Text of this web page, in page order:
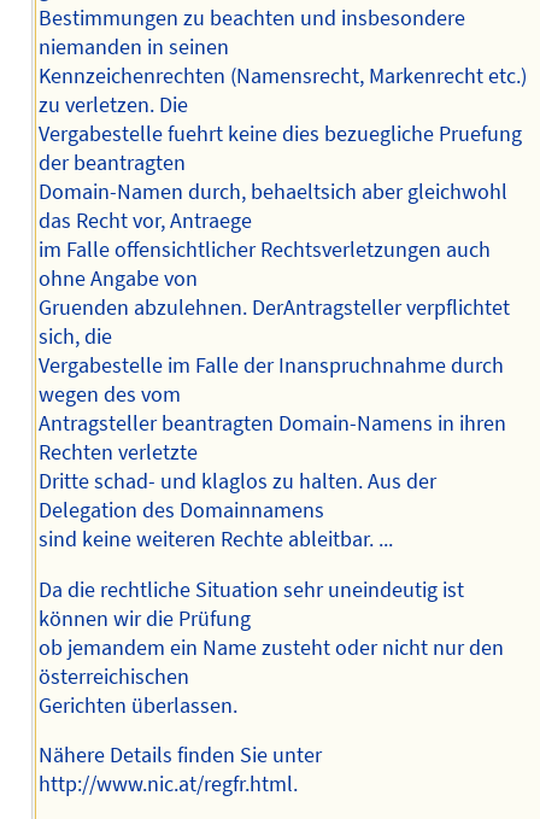
Bestimmungen zu beachten und insbesondere
niemanden in seinen
Kennzeichenrechten (Namensrecht, Markenrecht etc.)
zu verletzen. Die
Vergabestelle fuehrt keine dies bezuegliche Pruefung
der beantragten
Domain-Namen durch, behaeltsich aber gleichwohl
das Recht vor, Antraege
im Falle offensichtlicher Rechtsverletzungen auch
ohne Angabe von
Gruenden abzulehnen. DerAntragsteller verpflichtet
sich, die
Vergabestelle im Falle der Inanspruchnahme durch
wegen des vom
Antragsteller beantragten Domain-Namens in ihren
Rechten verletzte
Dritte schad- und klaglos zu halten. Aus der
Delegation des Domainnamens
sind keine weiteren Rechte ableitbar. ...
Da die rechtliche Situation sehr uneindeutig ist
können wir die Prüfung
ob jemandem ein Name zusteht oder nicht nur den
österreichischen
Gerichten überlassen.
Nähere Details finden Sie unter
http://www.nic.at/regfr.html.